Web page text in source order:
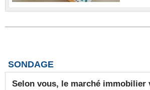
SONDAGE
Selon vous, le marché immobilier